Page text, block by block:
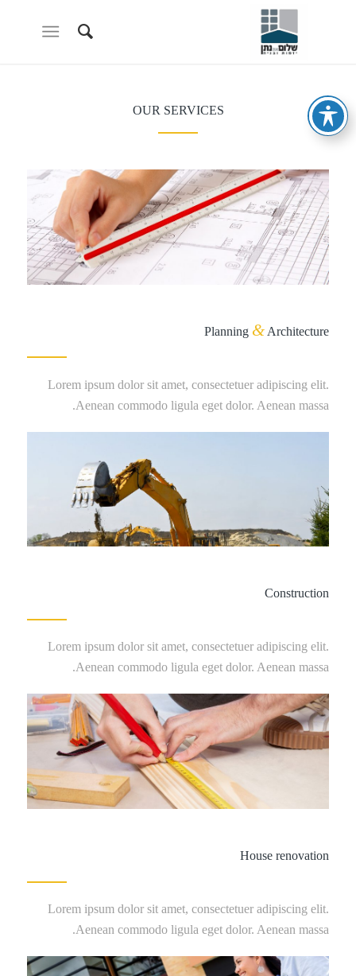
OUR SERVICES
Planning &Architecture
Lorem ipsum dolor sit amet, consectetuer adipiscing elit.
Aenean commodo ligula eget dolor. Aenean massa.
Construction
Lorem ipsum dolor sit amet, consectetuer adipiscing elit.
Aenean commodo ligula eget dolor. Aenean massa.
House renovation
Lorem ipsum dolor sit amet, consectetuer adipiscing elit.
Aenean commodo ligula eget dolor. Aenean massa.